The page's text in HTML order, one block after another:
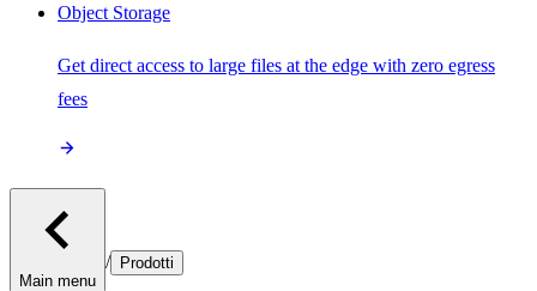
Object Storage
Get direct access to large files at the edge with zero egress
fees
Main menu
/ Prodotti